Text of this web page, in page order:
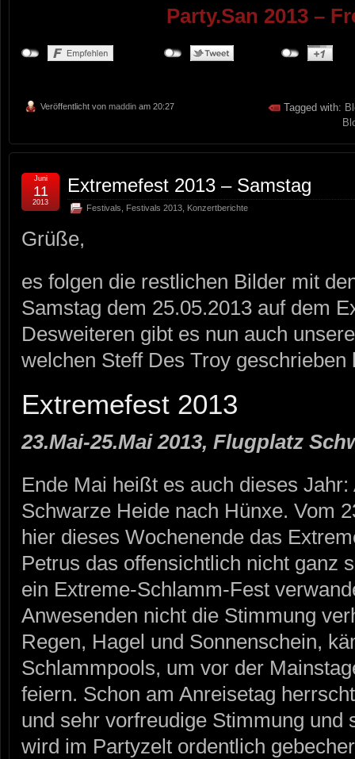
Party.San 2013 –
Veröffentlicht von maddin am 20:27 Tagged with:
Extremefest 2013 – Samstag
Festivals Festivals 2013 Konzertberichte
Juni
11
2013
Grüße,
es folgen die restlichen Bilder mit
Samstag dem 25.05.2013 auf dem
Desweiteren gibt es nun auch
welchen Steff Des Troy geschrieben
Extremefest 2013
23.Mai-25.Mai 2013, Flugplatz
Ende Mai heißt es auch dieses
Schwarze Heide nach Hünxe. Vom
hier dieses Wochenende das
Petrus das offensichtlich nicht ganz
ein Extreme-Schlamm-Fest
Anwesenden nicht die Stimmung
Regen, Hagel und Sonnenschein,
Schlammpools, um vor der
feiern. Schon am Anreisetag
und sehr vorfreudige Stimmung und
wird im Partyzelt ordentlich